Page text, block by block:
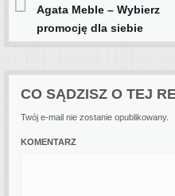
Post
Agata Meble – Wybierz
promocję dla siebie
CO SĄDZISZ O TEJ
Twój e-mail nie zostanie opublikowany.
KOMENTARZ